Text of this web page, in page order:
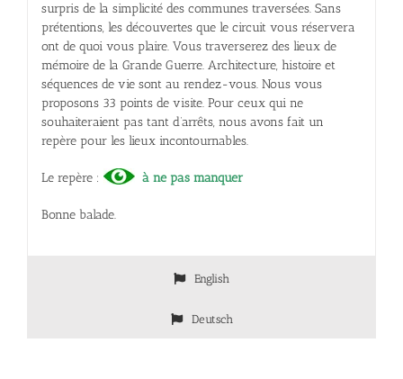
surpris de la simplicité des communes traversées. Sans
prétentions, les découvertes que le circuit vous réservera
ont de quoi vous plaire. Vous traverserez des lieux de
mémoire de la Grande Guerre. Architecture, histoire et
séquences de vie sont au rendez-vous. Nous vous
proposons 33 points de visite. Pour ceux qui ne
souhaiteraient pas tant d’arrêts, nous avons fait un
repère pour les lieux incontournables.
Le repère : à ne pas manquer
Bonne balade.
English
Deutsch